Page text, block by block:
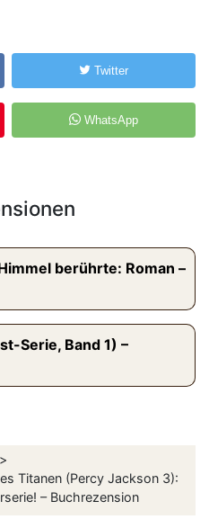
Twitter
WhatsApp
berührte: Roman –
Serie, Band 1) –
Titanen (Percy Jackson 3):
– Buchrezension